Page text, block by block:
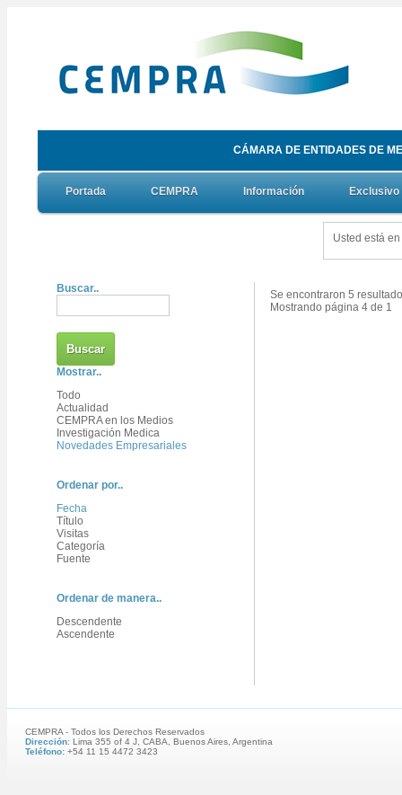
CÁMARA DE ENTIDADES DE
Portada CEMPRA Información
Usted está en
Buscar..
Mostrar..
Todo
Actualidad
CEMPRA en los Medios
Investigación Medica
Novedades Empresariales
Ordenar por..
Fecha
Título
Visitas
Categoría
Fuente
Ordenar de manera..
Descendente
Ascendente
Se encontraron 5
Mostrando página 4 de 1
CEMPRA - Todos los Derechos Reservados
Dirección: Lima 355 of 4 J, CABA, Buenos Aires, Argentina
Teléfono: +54 11 15 4472 3423